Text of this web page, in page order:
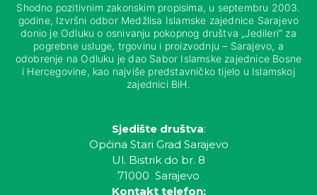
Shodno pozitivnim zakonskim propisima, u septembru 2003.
godine, Izvršni odbor Medžlisa Islamske zajednice Sarajevo
donio je Odluku o osnivanju pokopnog društva „Jedileri“ za
pogrebne usluge, trgovinu i proizvodnju – Sarajevo, a
odobrenje na Odluku je dao Sabor Islamske zajednice Bosne
i Hercegovine, kao najviše predstavničko tijelo u Islamskoj
zajednici BiH.
Sjedište društva:
Općina Stari Grad Sarajevo
Ul. Bistrik do br. 8
71000 Sarajevo
Kontakt telefon: